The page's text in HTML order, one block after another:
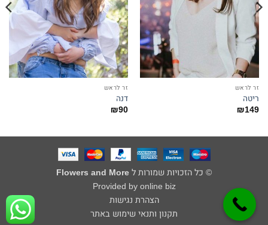
זר לראש
ריטה
₪149
זר לראש
דנה
₪90
© כל הזכויות שמורות ל Flowers and More
Provided by online biz
הצהרת נגישות
תקנון ותנאי שימוש באתר